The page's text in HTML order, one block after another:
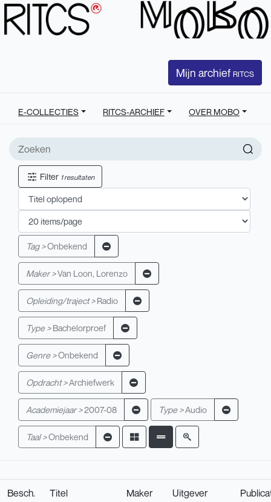
Mijn archief RITCS
E-COLLECTIES RITCS-ARCHIEF OVER MOBO
Filter 1 resultaten
Tag >Onbekend
Maker >Van Loon, Lorenzo
Opleiding/traject > Radio
Type > Bachelorproef
Genre >Onbekend
Opdracht >Archiefwerk
Academiejaar >2007-08 Type >Audio
Taal >Onbekend
Besch. Titel Maker Uitgever